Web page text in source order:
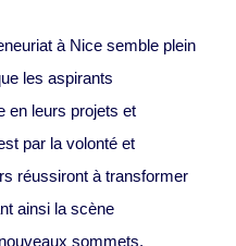
à Nice semble plein
les aspirants
en leurs projets et
par la volonté et
réussiront à transformer
ainsi la scène
sommets.